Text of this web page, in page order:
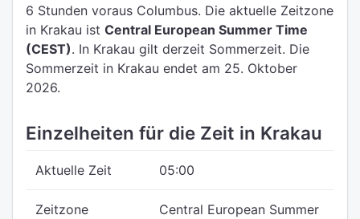
6 Stunden voraus Columbus. Die aktuelle Zeitzone
in Krakau ist Central European Summer Time
(CEST). In Krakau gilt derzeit Sommerzeit. Die
Sommerzeit in Krakau endet am 25. Oktober
2026.
Einzelheiten für die Zeit in Krakau
Aktuelle Zeit 05:00
Zeitzone
Central European Summer